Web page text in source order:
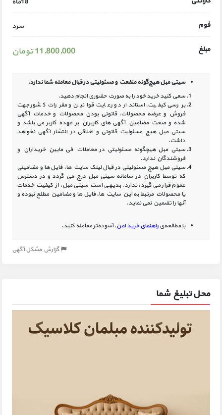
فوم سرد
مبلغ 11,800,000 تومان
سیتی مبل هیچ‌گونه منفعت و مسئولیتی درقبال معامله شما ندارد.
سعی کنید خرید خود را به صورت حضوری انجام دهید.
بررسی کیفیت، استاندارد و رعایت قوانین و مقررات کشور جهت
فروش و عرضه محصولات، قانونی بودن محصولات و خدمات آگهی
شده و صحت مضامین آگهی‏ های کاربران بر عهده کاربر می باشد و
سیتی مبل هیچ مسئولیت قانونی و اخلاقی در انتشار آگهی نخواهد
داشت.
سیتی مبل هیچگونه مسئولیتی در معاملات فی مابین خریداران و
فروشندگان ندارد.
سیتی مبل هیچ مسئولیتی در قبال لینک‏ سایت ‏ها، فایل ‏ها و مضامینی
که توسط کاربران در سامانه‏ سیتی مبل درج می گردد و در دسترس
عموم قرار می گیرد، ندارد. بدیهی است سیتی مبل، از کیفیت خدمات
یا محصولات مرتبط به این سایت‏ ها، فایل ها و مضامین مطلع نبوده و
آنها را تضمین نمی نماید.
با مطالعه‌یراهنمای خرید امن، آسوده‌تر معامله کنید.
گزارش مشکل آگهی
محل تبلیغ شما